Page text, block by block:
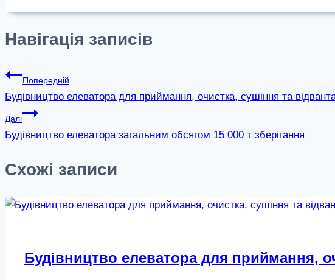
Навігація записів
Попередній
Будівництво елеватора для приймання, очистка, сушіння та
Далі
Будівництво елеватора загальним обсягом 15 000 т зберігання
Схожі записи
Будівництво елеватора для приймання,